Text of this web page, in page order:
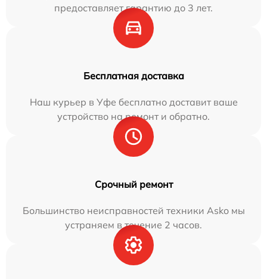
предоставляет гарантию до 3 лет.
Бесплатная доставка
Наш курьер в Уфе бесплатно доставит ваше
устройство на ремонт и обратно.
Срочный ремонт
Большинство неисправностей техники Asko мы
устраняем в течение 2 часов.